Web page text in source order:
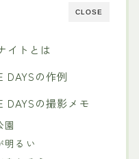
CLOSE
イトとは
DAYSの作例
DAYSの撮影メモ
園
明るい